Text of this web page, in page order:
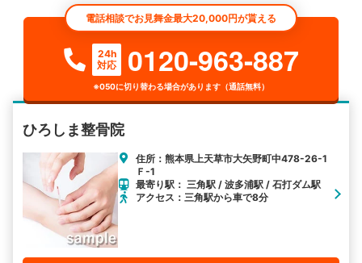
電話相談でお見舞金最大20,000円が貰える
24h
対応
0120-963-887
※050に切り替わる場合があります（通話無料）
ひろしま整骨院
住所：熊本県上天草市大矢野町中478-26-1
Ｆ-1
最寄り駅： 三角駅 / 波多浦駅 / 石打ダム駅
アクセス：三角駅から車で8分